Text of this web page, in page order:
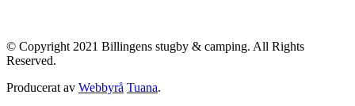
© Copyright 2021 Billingens stugby & camping. All Rights
Reserved.
Producerat av Webbyrå Tuana.